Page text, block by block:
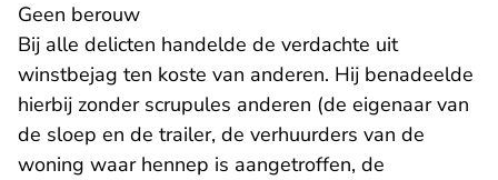
Geen berouw
Bij alle delicten handelde de verdachte uit
winstbejag ten koste van anderen. Hij benadeelde
hierbij zonder scrupules anderen (de eigenaar van
de sloep en de trailer, de verhuurders van de
woning waar hennep is aangetroffen, de